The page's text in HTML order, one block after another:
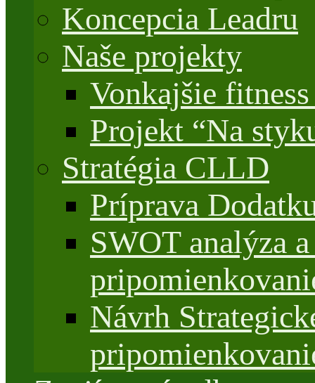
Koncepcia Leadru
Naše projekty
Vonkajšie
Projekt “Na
Stratégia CLLD
Príprava
SWOT analýza
Návrh